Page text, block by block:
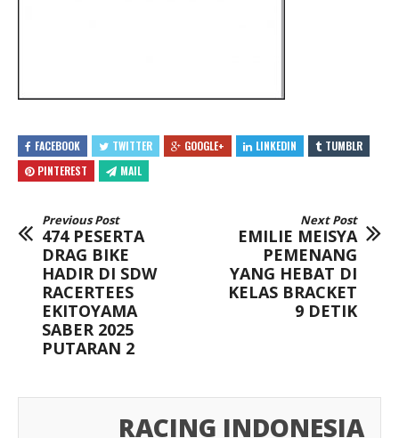
FACEBOOK TWITTER GOOGLE+ LINKEDIN
TUMBLR
PINTEREST
MAIL
Previous Post
474 PESERTA
DRAG BIKE
HADIR DI SDW
RACERTEES
EKITOYAMA
SABER 2025
PUTARAN 2
Next Post
EMILIE MEISYA
PEMENANG
YANG HEBAT DI
KELAS BRACKET
9 DETIK
RACING INDONESIA